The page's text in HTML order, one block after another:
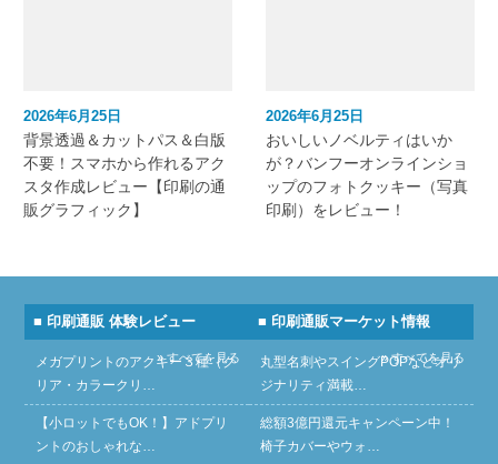
2026年6月25日
背景透過＆カットパス＆白版
不要！スマホから作れるアク
スタ作成レビュー【印刷の通
販グラフィック】
2026年6月25日
おいしいノベルティはいか
が？バンフーオンラインショ
ップのフォトクッキー（写真
印刷）をレビュー！
■ 印刷通販 体験レビュー
» すべてを見る
メガプリントのアクキー３種（ク
リア・カラークリ…
【小ロットでもOK！】アドプリ
ントのおしゃれな…
■ 印刷通販マーケット情報
» すべてを見る
丸型名刺やスイングPOPなどオリ
ジナリティ満載…
総額3億円還元キャンペーン中！
椅子カバーやウォ…